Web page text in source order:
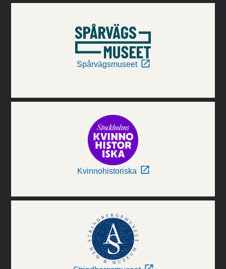
Spårvägsmuseet
Kvinnohistoriska